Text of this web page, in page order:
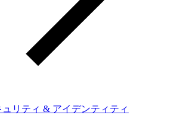
ュリティ & アイデンティティ